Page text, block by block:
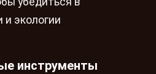
и экологии
инструменты